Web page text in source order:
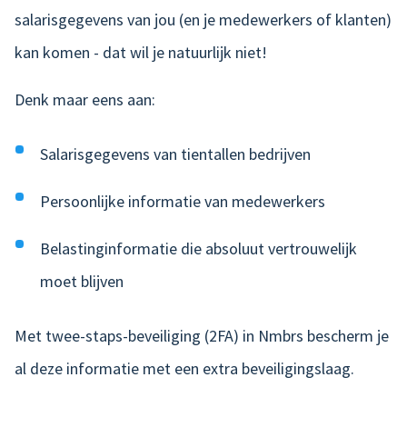
salarisgegevens van jou (en je medewerkers of klanten)
kan komen - dat wil je natuurlijk niet!
Denk maar eens aan:
Salarisgegevens van tientallen bedrijven
Persoonlijke informatie van medewerkers
Belastinginformatie die absoluut vertrouwelijk
moet blijven
Met twee-staps-beveiliging (2FA) in Nmbrs bescherm je
al deze informatie met een extra beveiligingslaag.